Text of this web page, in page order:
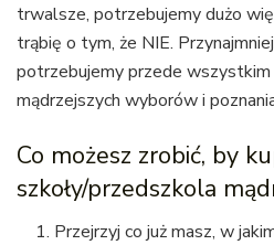
trwalsze, potrzebujemy dużo
trąbię o tym, że NIE.
potrzebujemy przede
mądrzejszych wyborów i
Co możesz zrobić, by
szkoły/przedszkola
Przejrzyj co już masz, w